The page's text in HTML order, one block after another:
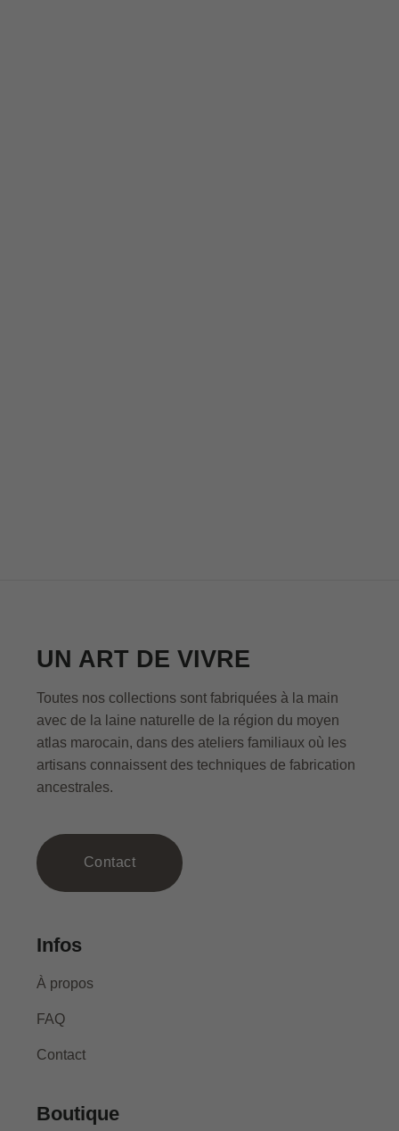
UN ART DE VIVRE
Toutes nos collections sont fabriquées à la main
avec de la laine naturelle de la région du moyen
atlas marocain, dans des ateliers familiaux où les
artisans connaissent des techniques de fabrication
ancestrales.
Contact
Infos
À propos
FAQ
Contact
Boutique